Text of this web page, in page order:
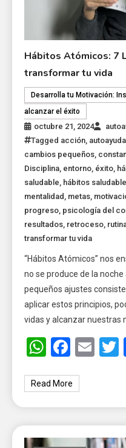
Hábitos Atómicos: 7
transformar tu vida
Desarrolla tu Motivación:
alcanzar el éxito
octubre 21, 2024
Tagged acción, autoayuda
cambios pequeños,
Disciplina, entorno, éxito,
saludable, hábitos
mentalidad , metas,
progreso, psicología del
resultados, retroceso,
transformar tu vida
“Hábitos Atómicos” nos
no se produce de la
pequeños ajustes
aplicar estos principios,
vidas y alcanzar nuestras
Read More